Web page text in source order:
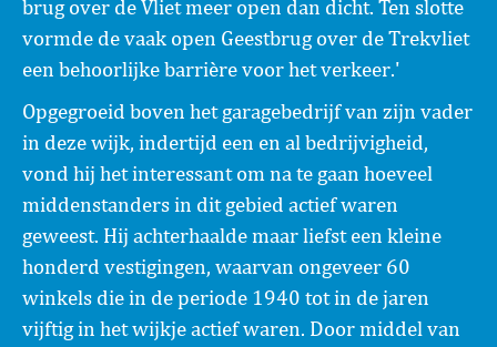
brug over de Vliet meer open dan dicht. Ten slotte
vormde de vaak open Geestbrug over de Trekvliet
een behoorlijke barrière voor het verkeer.'
Opgegroeid boven het garagebedrijf van zijn vader
in deze wijk, indertijd een en al bedrijvigheid,
vond hij het interessant om na te gaan hoeveel
middenstanders in dit gebied actief waren
geweest. Hij achterhaalde maar liefst een kleine
honderd vestigingen, waarvan ongeveer 60
winkels die in de periode 1940 tot in de jaren
vijftig in het wijkje actief waren. Door middel van